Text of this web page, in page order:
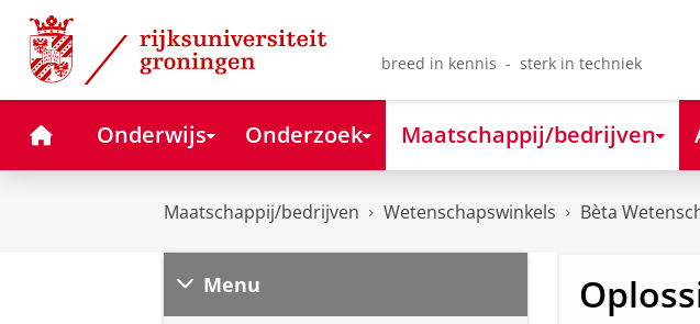
Skip
Content
Skip
Navigation
breed in kennis - sterk in techniek
HomeOnderwijs Onderzoek Maatschappij/bedrijven
Maatschappij/bedrijven Wetenschapswinkels Bèta
Menu